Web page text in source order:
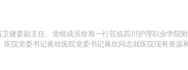
健委副主任、党组成员徐旭一行莅临四川护理职业学院
医院党委书记蒋欣医院党委书记蒋欣同志就医院现有资源